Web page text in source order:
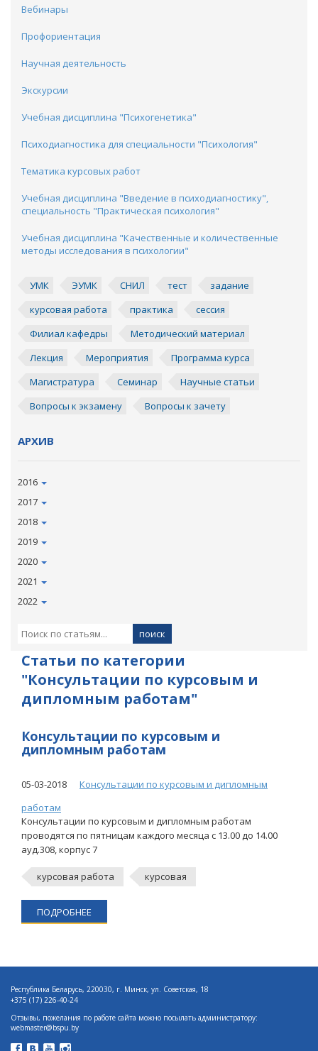
Вебинары
Профориентация
Научная деятельность
Экскурсии
Учебная дисциплина "Психогенетика"
Психодиагностика для специальности "Психология"
Тематика курсовых работ
Учебная дисциплина "Введение в психодиагностику",
специальность "Практическая психология"
Учебная дисциплина "Качественные и количественные
методы исследования в психологии"
УМК ЭУМК СНИЛ тест
задание
курсовая работа
практика
сессия
Филиал кафедры
Методический материал
Лекция
Мероприятия
Программа курса
Магистратура
Семинар
Научные статьи
Вопросы к экзамену
Вопросы к зачету
АРХИВ
2016
2017
2018
2019
2020
2021
2022
Статьи по категории
"Консультации по курсовым и
дипломным работам"
Консультации по курсовым и
дипломным работам
05-03-2018
Консультации по курсовым и дипломным
работам
Консультации по курсовым и дипломным работам
проводятся по пятницам каждого месяца с 13.00 до 14.00
ауд.308, корпус 7
курсовая работа курсовая
ПОДРОБНЕЕ
Республика Беларусь, 220030, г. Минск, ул. Советская, 18
+375 (17) 226-40-24
Отзывы, пожелания по работе сайта можно посылать администратору:
webmaster@bspu.by